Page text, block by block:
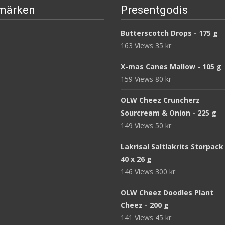
Presentgodis
Butterscotch Drops - 175 g
163 Views 35 kr
X-mas Canes Mallow - 105 g
159 Views 80 kr
OLW Cheez Cruncherz
Sourcream & Onion - 225 g
149 Views 50 kr
Lakrisal Saltlakrits Storpack
40 x 26 g
146 Views 300 kr
OLW Cheez Doodles Plant
Cheez - 200 g
141 Views 45 kr